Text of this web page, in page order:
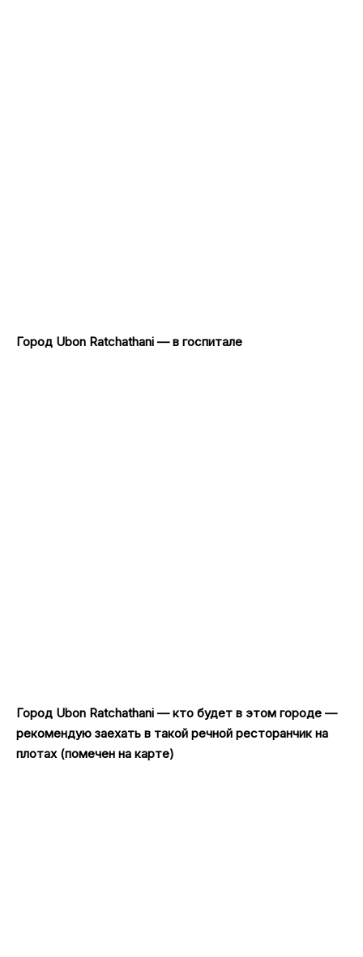
Город Ubon Ratchathani — в госпитале
Город Ubon Ratchathani — кто будет в этом городе —
рекомендую заехать в такой речной ресторанчик на
плотах (помечен на карте)